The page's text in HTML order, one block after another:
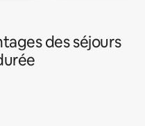
des séjours